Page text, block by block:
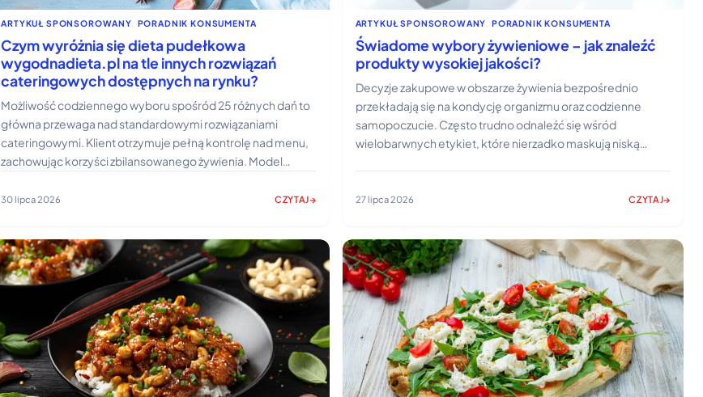
ARTYKUŁ SPONSOROWANY, PORADNIK KONSUMENTA
Czym wyróżnia się dieta pudełkowa
wygodnadieta.pl na tle innych rozwiązań
cateringowych dostępnych na rynku?
Możliwość codziennego wyboru spośród 25 różnych dań to
główna przewaga nad standardowymi rozwiązaniami
cateringowymi. Klient otrzymuje pełną kontrolę nad menu,
zachowując korzyści zbilansowanego żywienia. Model…
30 lipca 2026 CZYTAJ
:
SIĘ
DIETA
PUDEŁKOWA
WYGODNADIETA.PL
TLE
INNYCH
ROZWIĄZAŃ
CATERINGOWYCH
DOSTĘPNYCH
ARTYKUŁ SPONSOROWANY PORADNIK KONSUMENTA
Świadome wybory żywieniowe – jak znaleźć
produkty wysokiej jakości?
Decyzje zakupowe w obszarze żywienia bezpośrednio
przekładają się na kondycję organizmu oraz codzienne
samopoczucie. Często trudno odnaleźć się wśród
wielobarwnych etykiet, które nierzadko maskują niską…
27 lipca 2026 CZYTAJ
:
ŻYWIENIOWE
–
JAK
ZNALEŹĆ
PRODUKTY
WYSOKIEJ
JAKOŚCI?